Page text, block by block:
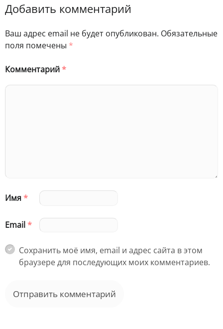
Добавить комментарий
Ваш адрес email не будет опубликован. Обязательные
поля помечены *
Комментарий*
Имя*
Email*
Сохранить моё имя, email и адрес сайта в этом
браузере для последующих моих комментариев.